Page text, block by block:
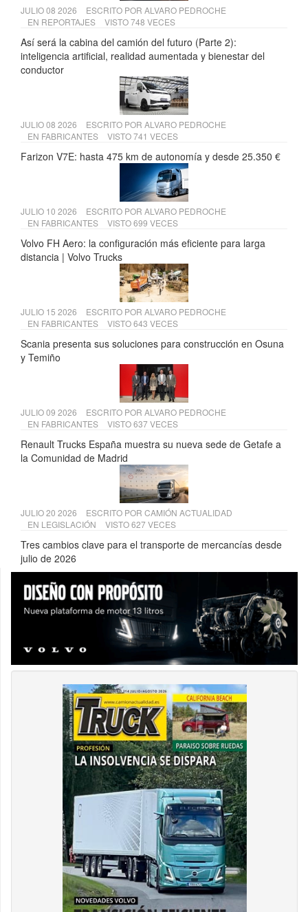
JULIO 08 2026 ESCRITO POR ALVARO PEDROCHE
EN REPORTAJES VISTO 748 VECES
Así será la cabina del camión del futuro (Parte 2):
inteligencia artificial, realidad aumentada y bienestar del
conductor
JULIO 08 2026 ESCRITO POR ALVARO PEDROCHE
EN FABRICANTES VISTO 741 VECES
Farizon V7E: hasta 475 km de autonomía y desde 25.350 €
JULIO 10 2026 ESCRITO POR ALVARO PEDROCHE
EN FABRICANTES VISTO 699 VECES
Volvo FH Aero: la configuración más eficiente para larga
distancia | Volvo Trucks
JULIO 15 2026 ESCRITO POR ALVARO PEDROCHE
EN FABRICANTES VISTO 643 VECES
Scania presenta sus soluciones para construcción en Osuna
y Temiño
JULIO 09 2026 ESCRITO POR ALVARO PEDROCHE
EN FABRICANTES VISTO 637 VECES
Renault Trucks España muestra su nueva sede de Getafe a
la Comunidad de Madrid
JULIO 20 2026 ESCRITO POR CAMIÓN ACTUALIDAD
EN LEGISLACIÓN VISTO 627 VECES
Tres cambios clave para el transporte de mercancías desde
julio de 2026